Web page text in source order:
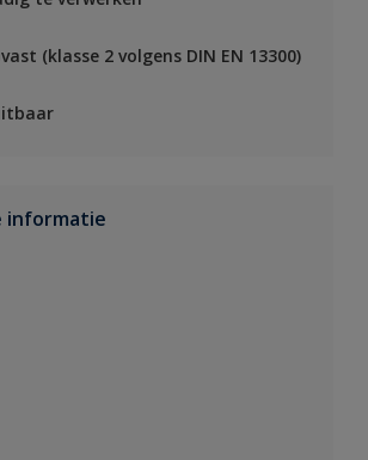
(klasse 2 volgens DIN EN 13300)
informatie